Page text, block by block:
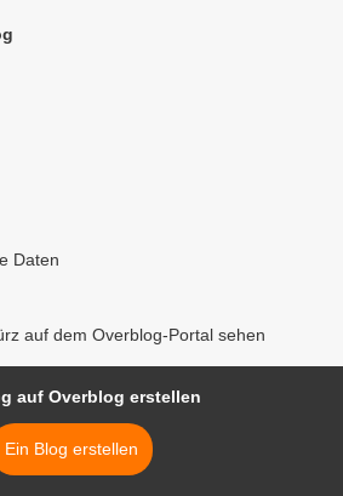
Daten
auf dem Overblog-Portal sehen
auf Overblog erstellen
Ein Blog erstellen